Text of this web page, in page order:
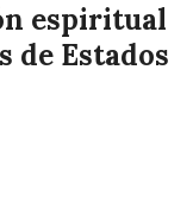
espiritual
de Estados